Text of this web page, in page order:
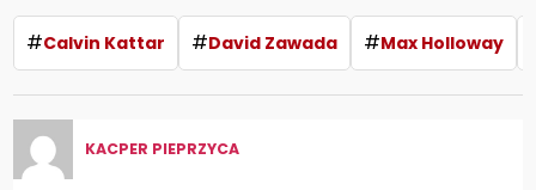
#Calvin Kattar #David Zawada #Max Holloway
KACPER PIEPRZYCA